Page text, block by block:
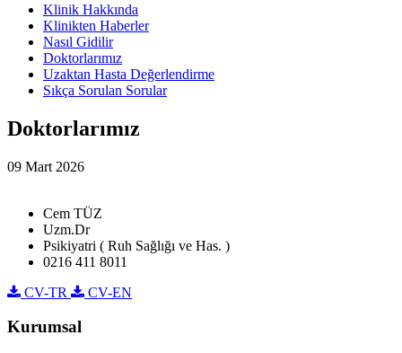
Klinik Hakkında
Klinikten Haberler
Nasıl Gidilir
Doktorlarımız
Uzaktan Hasta Değerlendirme
Sıkça Sorulan Sorular
Doktorlarımız
09 Mart 2026
Cem TÜZ
Uzm.Dr
Psikiyatri ( Ruh Sağlığı ve Has. )
0216 411 8011
CV-TR
CV-EN
Kurumsal